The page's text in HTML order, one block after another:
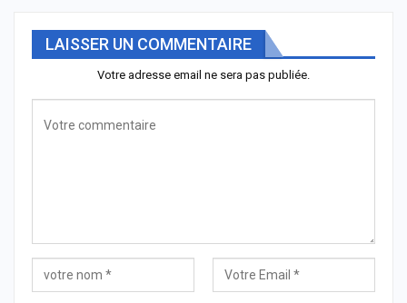
LAISSER UN COMMENTAIRE
Votre adresse email ne sera pas publiée.